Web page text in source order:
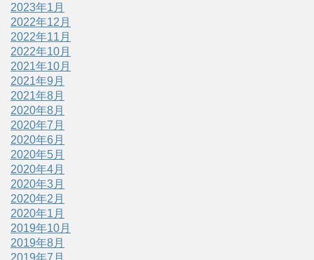
2023年1月
2022年12月
2022年11月
2022年10月
2021年10月
2021年9月
2021年8月
2020年8月
2020年7月
2020年6月
2020年5月
2020年4月
2020年3月
2020年2月
2020年1月
2019年10月
2019年8月
2019年7月